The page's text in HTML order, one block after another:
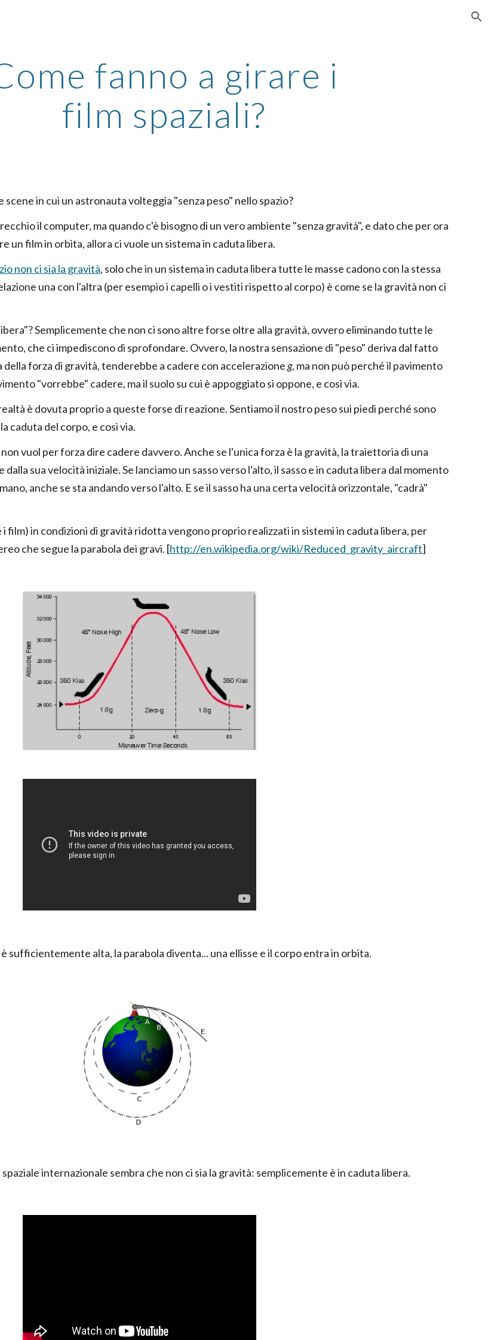
fanno a girare i
film spaziali?
in cui un astronauta volteggia "senza peso" nello spazio?
il computer, ma quando c'è bisogno di un vero ambiente "senza gravità", e dato che per ora
un film in orbita, allora ci vuole un sistema in caduta libera.
non ci sia la gravità, solo che in un sistema in caduta libera tutte le masse cadono con la stessa
una con l'altra (per esempio i capelli o i vestiti rispetto al corpo) è come se la gravità non ci
Semplicemente che non ci sono altre forse oltre alla gravità, ovvero eliminando tutte le
che ci impediscono di sprofondare. Ovvero, la nostra sensazione di "peso" deriva dal fatto
della forza di gravità, tenderebbe a cadere con accelerazioneg, ma non può perché il pavimento
"vorrebbe" cadere, ma il suolo su cui è appoggiato si oppone, e così via.
è dovuta proprio a queste forse di reazione. Sentiamo il nostro peso sui piedi perché sono
caduta del corpo, e così via.
vuol per forza dire cadere davvero. Anche se l'unica forza è la gravità, la traiettoria di una
dalla sua velocità iniziale. Se lanciamo un sasso verso l'alto, il sasso e in caduta libera dal momento
anche se sta andando verso l'alto. E se il sasso ha una certa velocità orizzontale, "cadrà"
film) in condizioni di gravità ridotta vengono proprio realizzati in sistemi in caduta libera, per
che segue la parabola dei gravi. [http://en.wikipedia.org/wiki/Reduced_gravity_aircraft]
sufficientemente alta, la parabola diventa... una ellisse e il corpo entra in orbita.
internazionale sembra che non ci sia la gravità: semplicemente è in caduta libera.